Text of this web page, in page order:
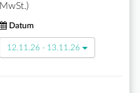
MwSt.)
Datum
12.11.26 - 13.11.26